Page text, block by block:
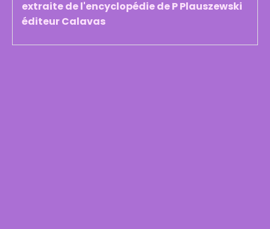
extraite de l'encyclopédie de P Plauszewski
éditeur Calavas